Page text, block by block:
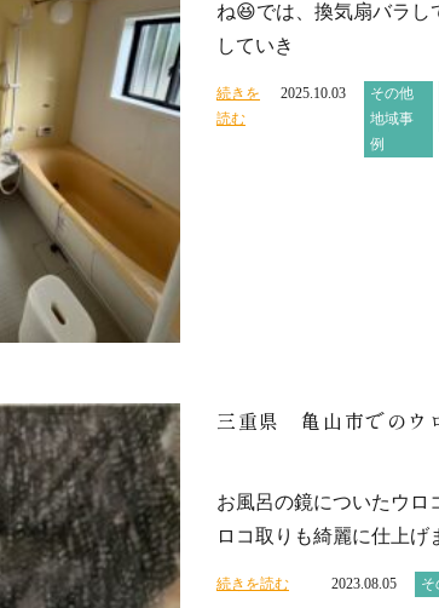
ね😆では、換気扇バラ
していき
続きを
読む
2025.10.03
その他
地域事
例
三重県 亀山市でのウ
お風呂の鏡についたウロ
ロコ取りも綺麗に仕上げ
続きを読む 2023.08.05 そ